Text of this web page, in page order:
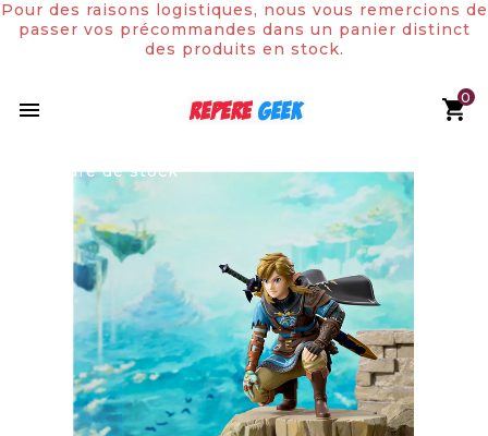

Pour des raisons logistiques, nous vous remercions de
passer vos précommandes dans un panier distinct
des produits en stock.
0
Rupture de stock